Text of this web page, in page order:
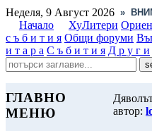
Неделя, 9 Август 2026 »
Начало
ХуЛитери
с ъ б и т и я Общи форуми
и т а р а С ъ б и т и я Д р у г и
ГЛАВНО
МЕНЮ
автор: